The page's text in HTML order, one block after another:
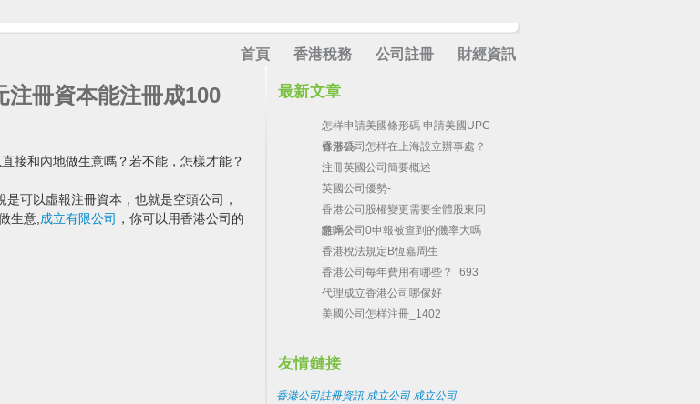
首頁 香港稅務 公司註冊 財經資訊
注冊資本能注冊成100
接和內地做生意嗎？若不能，怎樣才能？
是可以虛報注冊資本，也就是空頭公司，
生意, 成立有限公司 ，你可以用香港公司的
最新文章
怎样申請美國條形碼 申請美國UPC
條形碼
香港公司怎样在上海設立辦事處？
注冊英國公司簡要概述
英國公司優勢-
香港公司股權變更需要全體股東同
意嗎？
離岸公司0申報被查到的僟率大嗎
香港稅法規定B恆嘉周生
香港公司每年費用有哪些？_693
代理成立香港公司哪傢好
美國公司怎样注冊_1402
友情鏈接
香港公司註冊資訊 成立公司 成立公司